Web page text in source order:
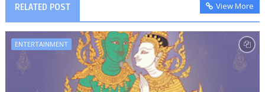
RELATED POST View More
ENTERTAINMENT